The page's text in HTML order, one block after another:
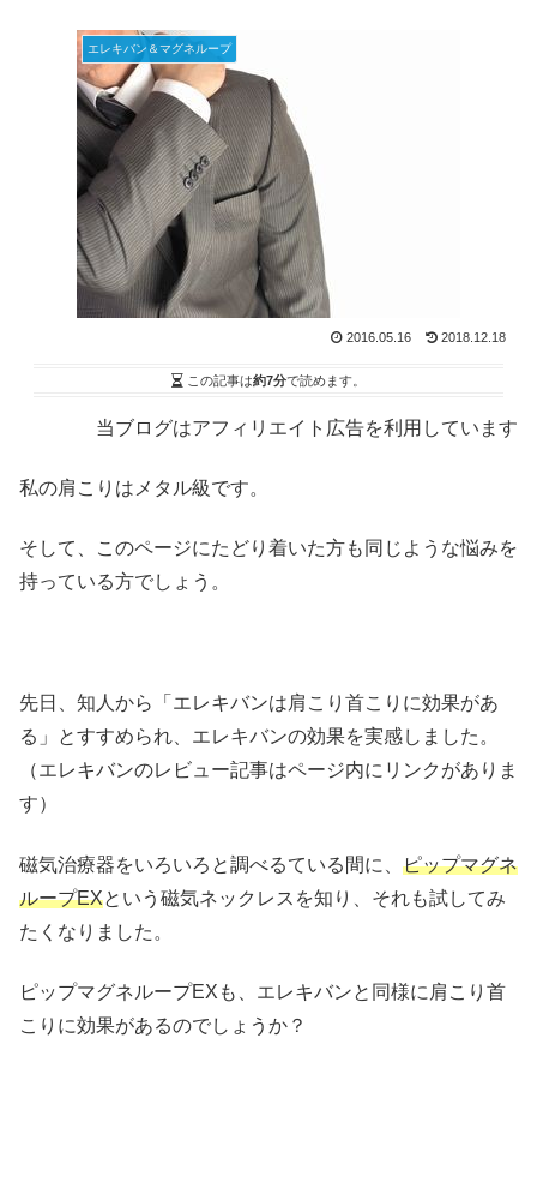
エレキバン＆マグネループ
2016.05.16 2018.12.18
この記事は約7分で読めます。
当ブログはアフィリエイト広告を利用しています
私の肩こりはメタル級です。
そして、このページにたどり着いた方も同じような悩みを
持っている方でしょう。
先日、知人から「エレキバンは肩こり首こりに効果があ
る」とすすめられ、エレキバンの効果を実感しました。
（エレキバンのレビュー記事はページ内にリンクがありま
す）
磁気治療器をいろいろと調べるている間に、 ピップマグネ
ループEXという磁気ネックレスを知り、それも試してみ
たくなりました。
ピップマグネループEXも、エレキバンと同様に肩こり首
こりに効果があるのでしょうか？